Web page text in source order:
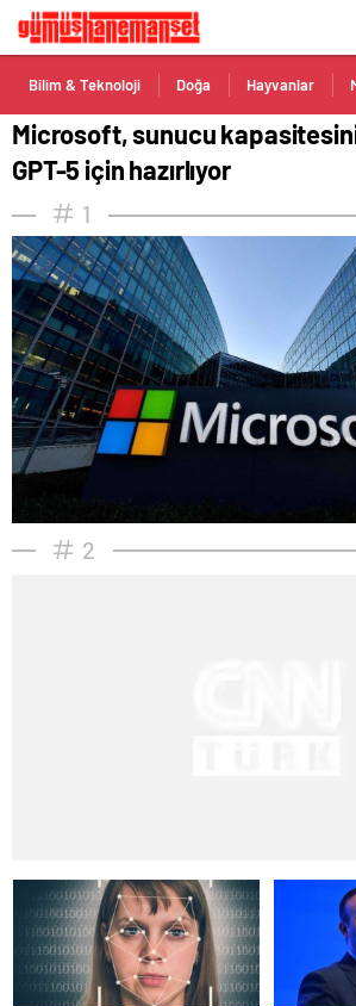
Bilim & Teknoloji Doğa Hayvanlar
Microsoft, sunucu
GPT-5 için hazırlıyor
1
2